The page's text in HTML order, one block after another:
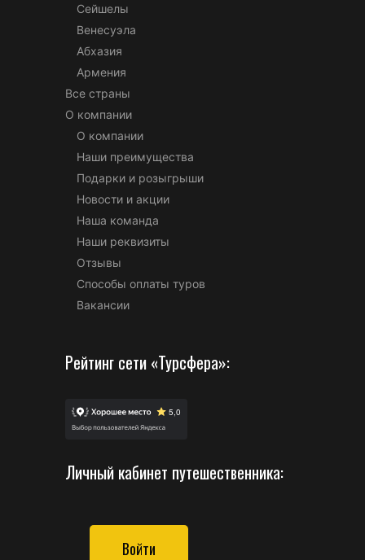
Сейшелы
Венесуэла
Абхазия
Армения
Все страны
О компании
О компании
Наши преимущества
Подарки и розыгрыши
Новости и акции
Наша команда
Наши реквизиты
Отзывы
Способы оплаты туров
Вакансии
Рейтинг сети «Турсфера»:
Личный кабинет путешественника:
Войти